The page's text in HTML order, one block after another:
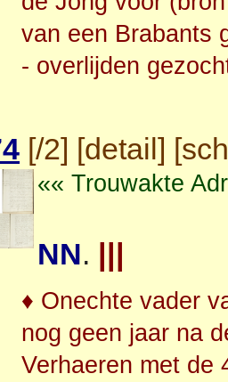
van een Brabants
- overlijden
[/2] [detail] [
«« Trouwakte
NN. |||
♦ Onechte vader
nog geen jaar na
Verhaeren met de